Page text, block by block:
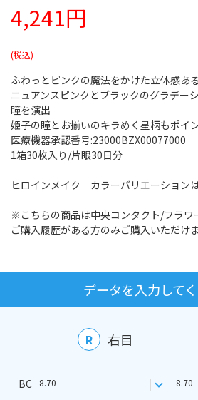
4,241円
ふわっとピンクの魔法をかけた立体感あ
ニュアンスピンクとブラックのグラデー
瞳を演出
姫子の瞳とお揃いのキラめく星柄もポイ
医療機器承認番号:23000BZX00077000
1箱30枚入り/片眼30日分
ヒロインメイク カラーバリエーション
※こちらの商品は中央コンタクト/フラワ
ご購入履歴がある方のみご購入いただけま
データを入力して
R 右目
BC 8.70 8.70